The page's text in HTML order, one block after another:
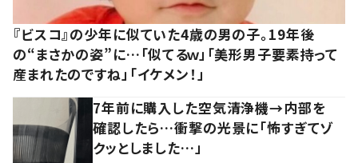
『ビスコ』の少年に似ていた4歳の男の子。19年後
の“まさかの姿”に…「似てるｗ」「美形男子要素持って
産まれたのですね」「イケメン！」
7年前に購入した空気清浄機→内部を
確認したら…衝撃の光景に「怖すぎてゾ
クッとしました…」